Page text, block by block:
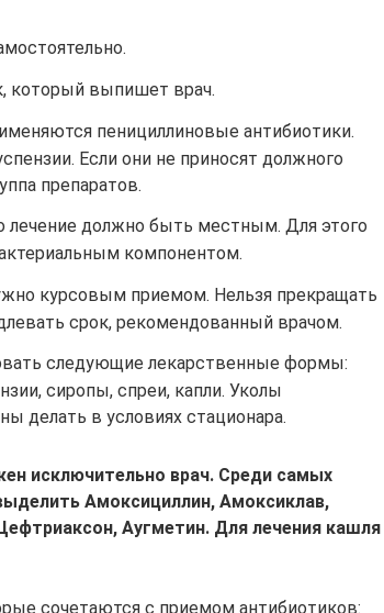
который выпишет врач.
пенициллиновые антибиотики.
Если они не приносят должного
препаратов.
лечение должно быть местным. Для этого
компонентом.
курсовым приемом. Нельзя прекращать
срок, рекомендованный врачом.
следующие лекарственные формы:
сиропы, спреи, капли. Уколы
делать в условиях стационара.
исключительно врач. Среди самых
Амоксициллин, Амоксиклав,
Аугметин. Для лечения кашля
сочетаются с приемом антибиотиков: